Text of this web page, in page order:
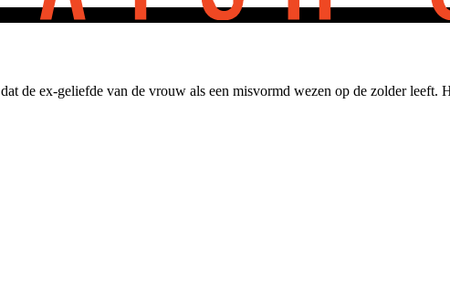
de ex-geliefde van de vrouw als een misvormd wezen op de zolder